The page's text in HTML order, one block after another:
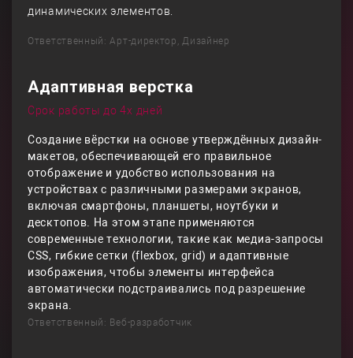
динамических элементов.
Ответственный: Арт-директор, Дизайнер
Адаптивная верстка
Срок работы до 4х дней
Создание вёрстки на основе утверждённых дизайн-
макетов, обеспечивающей его правильное
отображение и удобство использования на
устройствах с различными размерами экранов,
включая смартфоны, планшеты, ноутбуки и
десктопов. На этом этапе применяются
современные технологии, такие как медиа-запросы
CSS, гибкие сетки (flexbox, grid) и адаптивные
изображения, чтобы элементы интерфейса
автоматически подстраивались под разрешение
экрана.
Ответственный: Веб-разработчик